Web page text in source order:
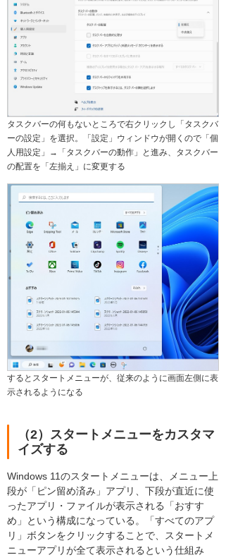
タスクバーの何もないところで右クリックし「タスクバ
ーの設定」を選択。「設定」ウィンドウが開くので「個
人用設定」→「タスクバーの動作」と進み、タスクバー
の配置を「左揃え」に変更する
するとスタートメニューが、従来のように画面左側に表
示されるようになる
（2）スタートメニューをカスタマ
イズする
Windows 11のスタートメニューは、メニュー上
段が「ピン留め済み」アプリ、下段が直近に使
ったアプリ・ファイルが表示される「おすす
め」という構成になっている。「すべてのアプ
リ」ボタンをクリックすることで、スタートメ
ニューアプリが全て表示されるという仕組み